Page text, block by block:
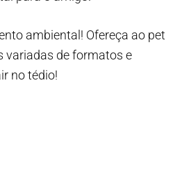
ambiental! Ofereça ao pet
variadas de formatos e
no tédio!